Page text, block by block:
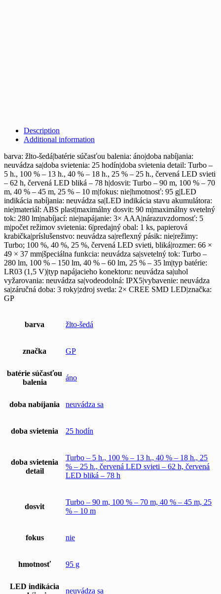
Description
Additional information
barva: žlto-šedá|batérie súčasťou balenia: áno|doba nabíjania:
neuvádza sa|doba svietenia: 25 hodín|doba svietenia detail: Turbo –
5 h., 100 % – 13 h., 40 % – 18 h., 25 % – 25 h., červená LED svieti
– 62 h, červená LED bliká – 78 h|dosvit: Turbo – 90 m, 100 % – 70
m, 40 % – 45 m, 25 % – 10 m|fokus: nie|hmotnosť: 95 g|LED
indikácia nabíjania: neuvádza sa|LED indikácia stavu akumulátora:
nie|materiál: ABS plast|maximálny dosvit: 90 m|maximálny svetelný
tok: 280 lm|nabíjací: nie|napájanie: 3× AAA|nárazuvzdornosť: 5
m|počet režimov svietenia: 6|predajný obal: 1 ks, papierová
krabička|príslušenstvo: neuvádza sa|reflexný pásik: nie|režimy:
Turbo; 100 %, 40 %, 25 %, červená LED svieti, bliká|rozmer: 66 ×
49 × 37 mm|špeciálna funkcia: neuvádza sa|svetelný tok: Turbo –
280 lm, 100 % – 150 lm, 40 % – 60 lm, 25 % – 35 lm|typ batérie:
LR03 (1,5 V)|typ napájacieho konektoru: neuvádza sa|uhol
vyžarovania: neuvádza sa|vodeodolná: IPX5|vybavenie: neuvádza
sa|záručná doba: 3 roky|zdroj svetla: 2× CREE SMD LED|značka:
GP
barva žlto-šedá
značka GP
batérie súčasťou
balenia
áno
doba nabíjania neuvádza sa
doba svietenia 25 hodín
doba svietenia
detail
Turbo – 5 h., 100 % – 13 h., 40 % – 18 h., 25
% – 25 h., červená LED svieti – 62 h, červená
LED bliká – 78 h
dosvit
Turbo – 90 m, 100 % – 70 m, 40 % – 45 m, 25
% – 10 m
fokus nie
hmotnosť 95 g
LED indikácia
neuvádza sa